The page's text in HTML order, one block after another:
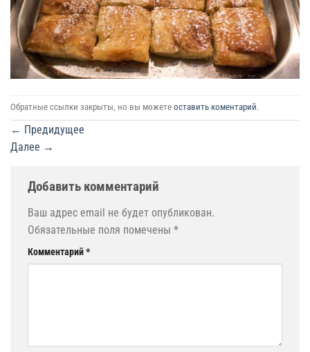
Обратные ссылки закрыты, но вы можете оставить коментарий.
← Предидущее
Далее →
Добавить комментарий
Ваш адрес email не будет опубликован.
Обязательные поля помечены *
Комментарий*